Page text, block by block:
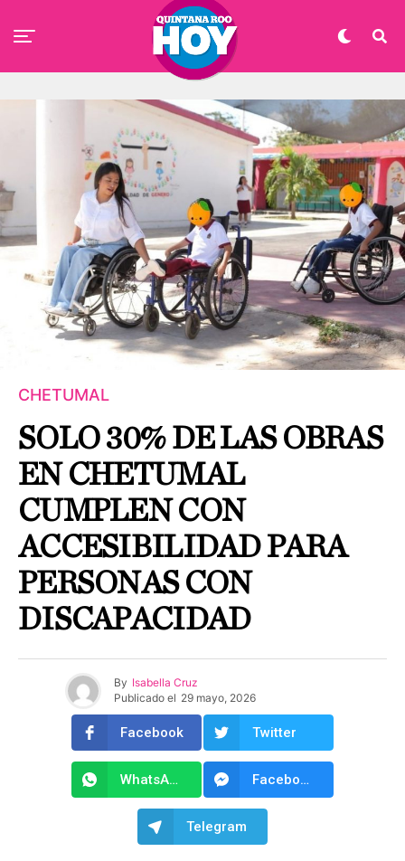
CHETUMAL
SOLO 30% DE LAS OBRAS
EN CHETUMAL
CUMPLEN CON
ACCESIBILIDAD PARA
PERSONAS CON
DISCAPACIDAD
By Isabella Cruz
Publicado el 29 mayo, 2026
Facebook Twitter
WhatsApp Facebook Messenger
Telegram